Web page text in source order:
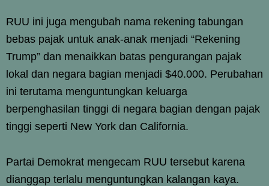
RUU ini juga mengubah nama rekening tabungan
bebas pajak untuk anak-anak menjadi “Rekening
Trump” dan menaikkan batas pengurangan pajak
lokal dan negara bagian menjadi $40.000. Perubahan
ini terutama menguntungkan keluarga
berpenghasilan tinggi di negara bagian dengan pajak
tinggi seperti New York dan California.
Partai Demokrat mengecam RUU tersebut karena
dianggap terlalu menguntungkan kalangan kaya.